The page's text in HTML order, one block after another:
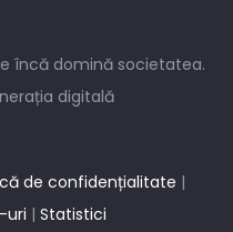
încă domină societatea.
digitală
de confidențialitate |
uri | Statistici